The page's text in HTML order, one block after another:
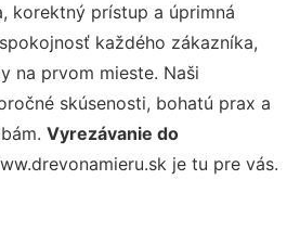
korektný prístup a úprimná
každého zákazníka,
na prvom mieste. Naši
skúsenosti, bohatú prax a
Vyrezávanie do
je tu pre vás.